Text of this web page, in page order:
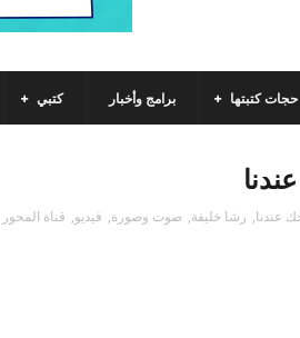
حجات كتبتها برامج وأخبار كتبي
عندنا, رشا خليفة, صوت وصورة, فيديو, قناة المحور